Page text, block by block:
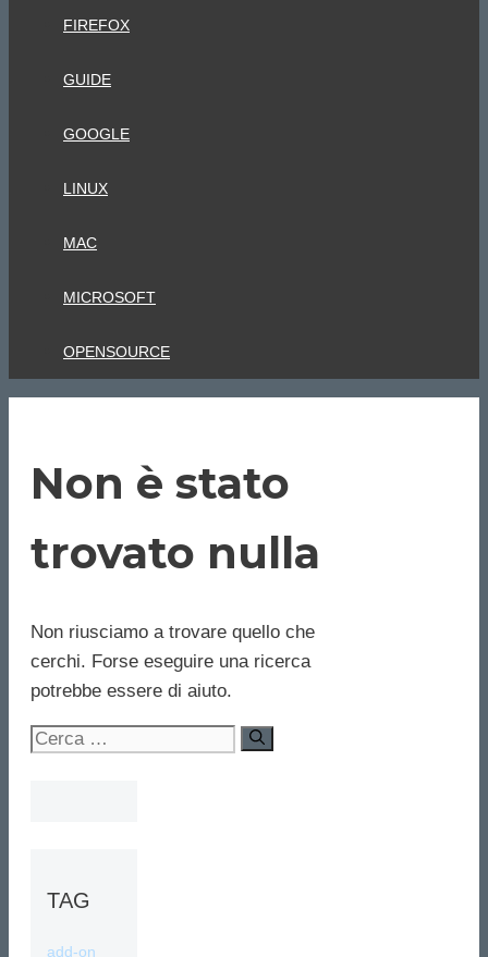
FIREFOX
GUIDE
GOOGLE
LINUX
MAC
MICROSOFT
OPENSOURCE
Non è stato
trovato nulla
Non riusciamo a trovare quello che
cerchi. Forse eseguire una ricerca
potrebbe essere di aiuto.
Ricerca
TAG
add-on